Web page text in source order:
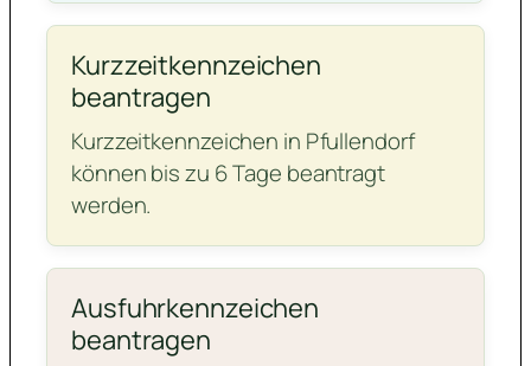
Kurzzeitkennzeichen
beantragen
Kurzzeitkennzeichen in Pfullendorf
können bis zu 6 Tage beantragt
werden.
Ausfuhrkennzeichen
beantragen